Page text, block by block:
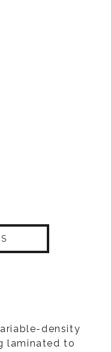
density
laminated to